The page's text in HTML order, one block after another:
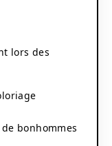
lors des
bonhommes